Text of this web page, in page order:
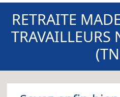
RETRAITE
TRAVAILLEURS